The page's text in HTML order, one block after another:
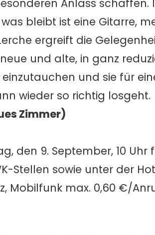
Anlass schaffen.
bleibt ist eine Gitarre,
ergreift die
und alte, in ganz
und sie für
wieder so richtig losgeht.
Zimmer)
den 9. September, 10 Uhr
Stellen sowie unter der
Mobilfunk max. 0,60 €/